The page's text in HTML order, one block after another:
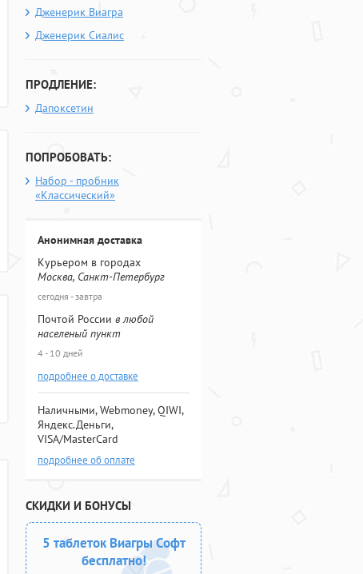
Дженерик Виагра
Дженерик Сиалис
ПРОДЛЕНИЕ:
Дапоксетин
ПОПРОБОВАТЬ:
Набор - пробник
«Классический»
Анонимная доставка
Курьером в городах
Москва, Санкт-Петербург
сегодня - завтра
Почтой России в любой
населеный пункт
4 - 10 дней
подробнее о доставке
Наличными, Webmoney, QIWI,
Яндекс.Деньги,
VISA/MasterCard
подробнее об оплате
СКИДКИ И БОНУСЫ
5 таблеток Виагры Софт
бесплатно!